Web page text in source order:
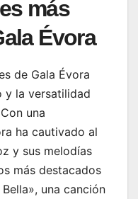
más
Évora
de Gala Évora
y la versatilidad
una
ha cautivado al
y sus melodías
más destacados
una canción